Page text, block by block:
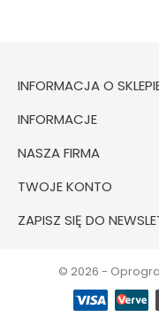
INFORMACJA O
INFORMACJE
NASZA FIRMA
TWOJE KONTO
ZAPISZ SIĘ DO
© 2026 -